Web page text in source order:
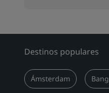
Destinos populares
Ámsterdam